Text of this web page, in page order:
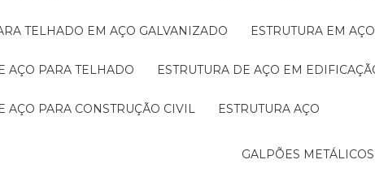
TELHADO EM AÇO GALVANIZADO ESTRUTURA EM AÇO
AÇO PARA TELHADO ESTRUTURA DE AÇO EM
AÇO PARA CONSTRUÇÃO CIVIL ESTRUTURA AÇO
GALPÕES METÁLICOS